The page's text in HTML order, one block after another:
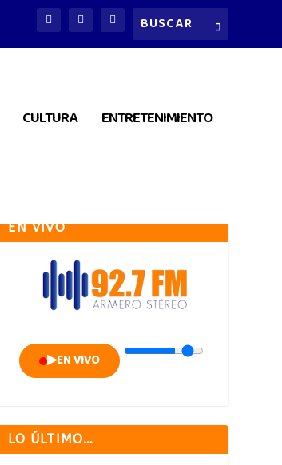
CULTURA ENTRETENIMIENTO
EN VIVO
▶EN VIVO
LO ÚLTIMO…